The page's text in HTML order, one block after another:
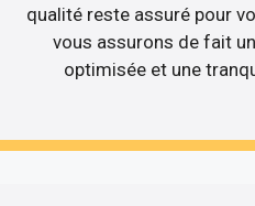
qualité reste assuré pour
vous assurons de fait
optimisée et une